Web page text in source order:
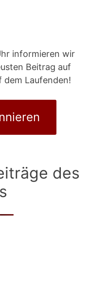
informieren wir
Beitrag auf
dem Laufenden!
des